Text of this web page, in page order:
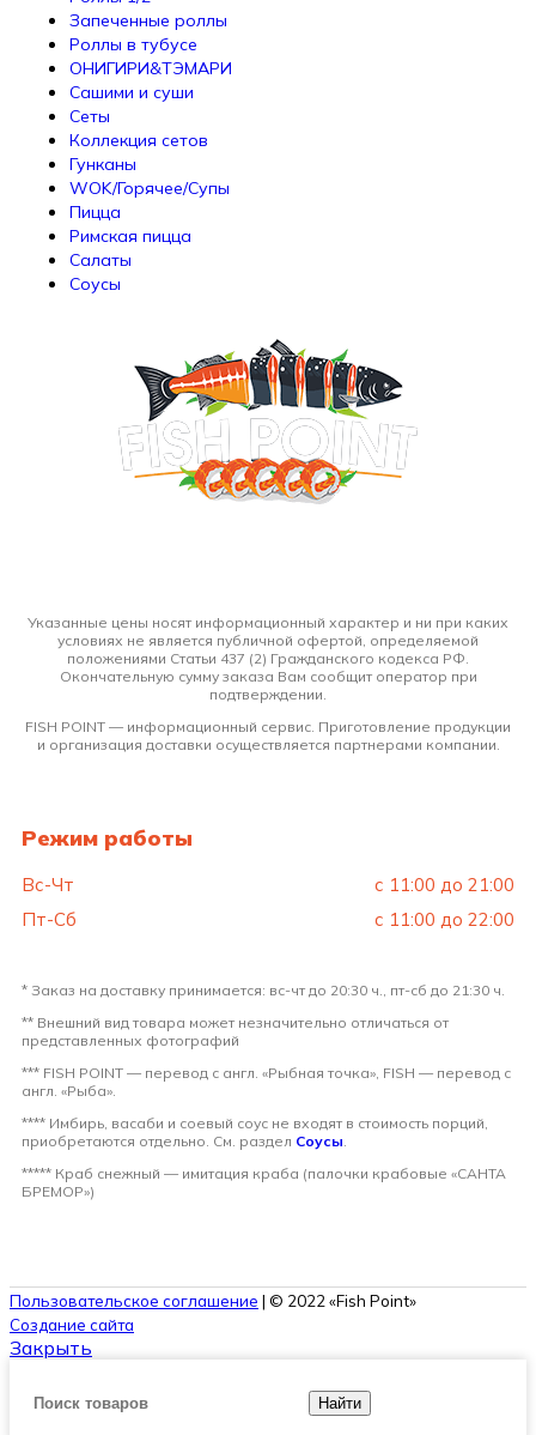
Запеченные роллы
Роллы в тубусе
ОНИГИРИ&ТЭМАРИ
Сашими и суши
Сеты
Коллекция сетов
Гунканы
WOK/Горячее/Супы
Пицца
Римская пицца
Салаты
Соусы
Указанные цены носят информационный характер и ни при каких
условиях не является публичной офертой, определяемой
положениями Статьи 437 (2) Гражданского кодекса РФ.
Окончательную сумму заказа Вам сообщит оператор при
подтверждении.
FISH POINT — информационный сервис. Приготовление продукции
и организация доставки осуществляется партнерами компании.
Режим работы
Вс-Чт
с 11:00 до 21:00
Пт-Сб
с 11:00 до 22:00
* Заказ на доставку принимается: вс-чт до 20:30 ч., пт-сб до 21:30 ч.
** Внешний вид товара может незначительно отличаться от
представленных фотографий
*** FISH POINT — перевод с англ. «Рыбная точка», FISH — перевод с
англ. «Рыба».
**** Имбирь, васаби и соевый соус не входят в стоимость порций,
приобретаются отдельно. См. раздел Соусы.
***** Краб снежный — имитация краба (палочки крабовые «САНТА
БРЕМОР»)
Пользовательское соглашение | © 2022 «Fish Point»
Создание сайта
Закрыть
Найти